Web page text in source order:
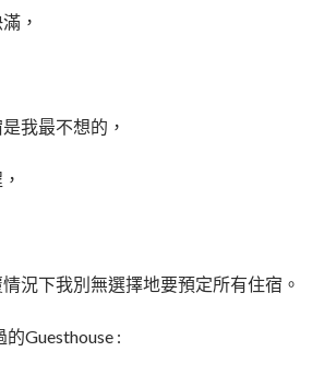
，
我最不想的，
況下我別無選擇地要預定所有住宿。
Guesthouse :